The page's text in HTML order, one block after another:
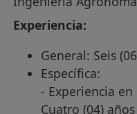
Experiencia:
General: Seis
Específica:
- Experiencia
Cuatro (04) años